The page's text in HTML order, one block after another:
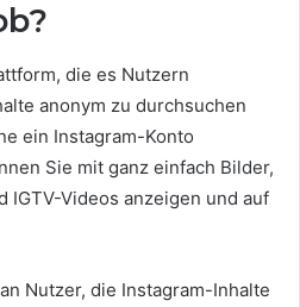
die es Nutzern
anonym zu durchsuchen
ein Instagram-Konto
Sie mit ganz einfach Bilder,
IGTV-Videos anzeigen und auf
Nutzer, die Instagram-Inhalte